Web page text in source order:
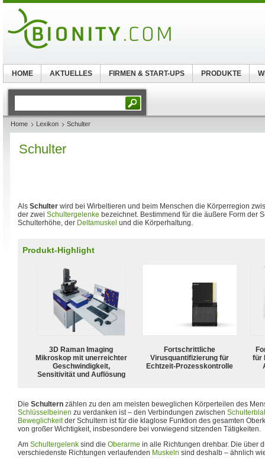
Home Lexikon Schulter
Schulter
Als Schulter wird bei Wirbeltieren und beim Menschen die Körperregion
der zwei Schultergelenke bezeichnet. Bestimmend für die äußere Form der
Schulterhöhe, der Deltamuskel und die Körperhaltung.
Produkt-Highlight
3D Raman Imaging
Mikroskop mit unerreichter
Geschwindigkeit,
Sensitivität und Auflösung
Fortschrittliche
Virusquantifizierung für
Echtzeit-Prozesskontrolle
für
Die Schultern zählen zu den am meisten beweglichen Körperteilen des
Schlüsselbeinen zu verdanken ist – den Verbindungen zwischen
Beweglichkeitder Schultern ist für die klaglose Funktion des gesamten
von großer Wichtigkeit, insbesondere bei vorwiegend sitzenden Tätigkeiten.
Am Schultergelenk sind die Oberarme in alle Richtungen drehbar. Die über
verschiedenste Richtungen verlaufenden Muskeln sind deshalb – ähnlich
HOME AKTUELLES FIRMEN & START-UPS PRODUKTE